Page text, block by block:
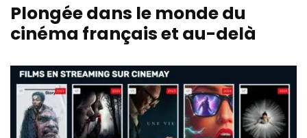
Plongée dans le monde du
cinéma français et au-delà